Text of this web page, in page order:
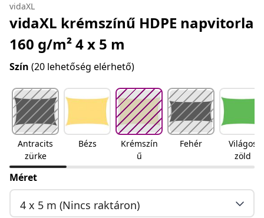
vidaXL
vidaXL krémszínű HDPE napvitorla
160 g/m² 4 x 5 m
Szín (20 lehetőség elérhető)
Antracits
zürke
Bézs
Krémszín
ű
Fehér
Világos
zöld
Méret
4 x 5 m (Nincs raktáron)